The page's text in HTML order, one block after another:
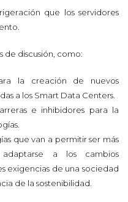
que los servidores
de discusión, como:
la creación de nuevos
a los Smart Data Centers.
e inhibidores para la
que van a permitir ser más
adaptarse a los cambios
exigencias de una sociedad
de la sostenibilidad.